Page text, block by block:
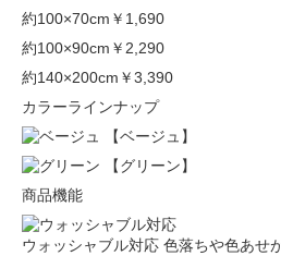
約100×70cm ￥1,690
約100×90cm ￥2,290
約140×200cm ￥3,390
カラーラインナップ
【ベージュ】
【グリーン】
商品機能
ウォッシャブル対応 色落ちや色あせ